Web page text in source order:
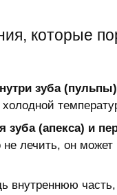
которые
зуба
(апекса) и
не лечить, он может
внутреннюю